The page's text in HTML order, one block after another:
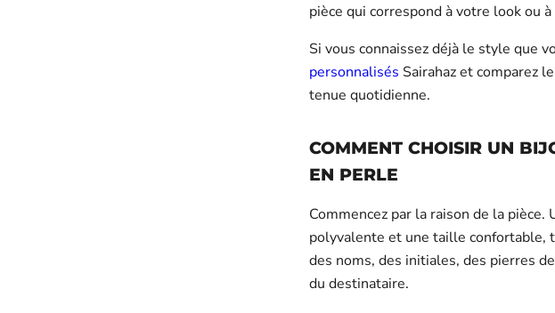
pièce qui correspond à votre look ou
Si vous connaissez déjà le style que
personnalisés Sairahaz et comparez
tenue quotidienne.
COMMENT CHOISIR UN
EN PERLE
Commencez par la raison de la
polyvalente et une taille confortable,
des noms, des initiales, des pierres
du destinataire.